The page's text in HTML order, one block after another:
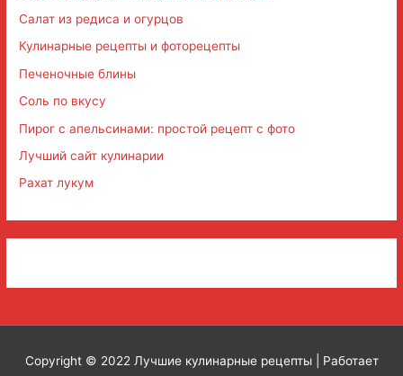
Салат из редиса и огурцов
Кулинарные рецепты и фоторецепты
Печеночные блины
Соль по вкусу
Пирог с апельсинами: простой рецепт с фото
Лучший сайт кулинарии
Рахат лукум
Copyright © 2022 Лучшие кулинарные рецепты| Работает